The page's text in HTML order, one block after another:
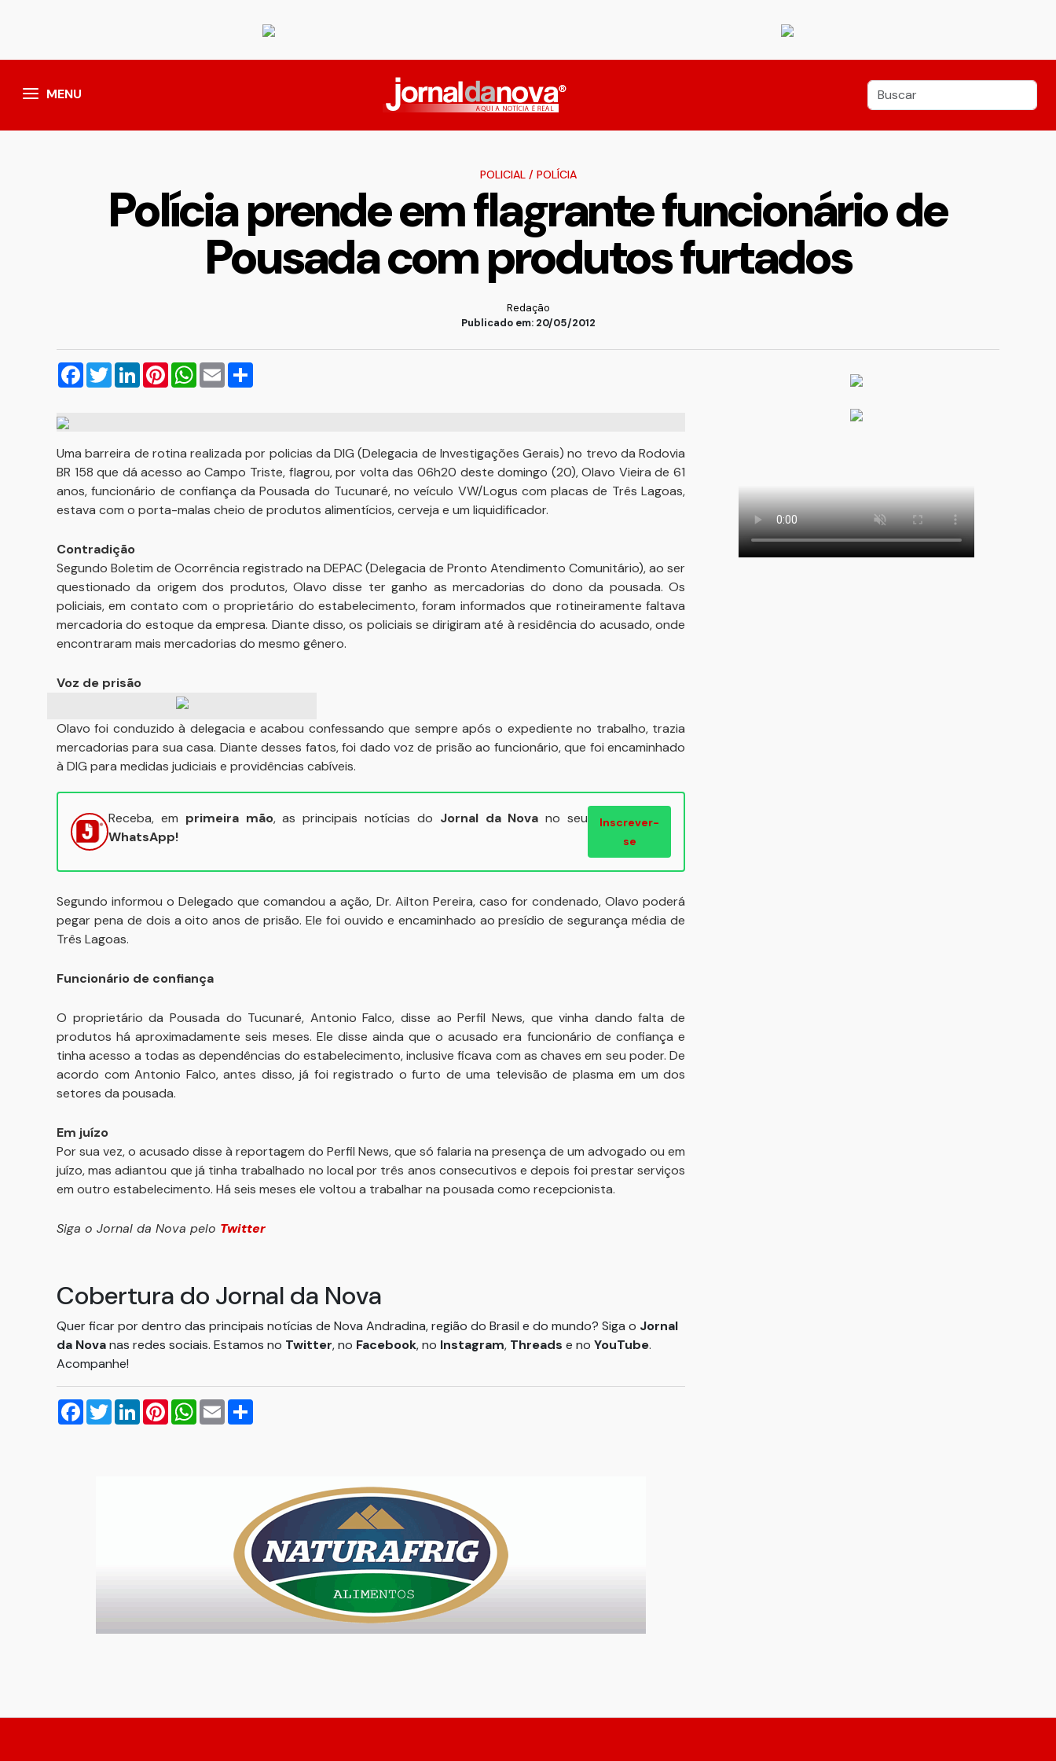
MENU
POLICIAL/ POLÍCIA
Polícia prende em flagrante funcionário de
Pousada com produtos furtados
Redação
Publicado em: 20/05/2012
Facebook
TwitterLinkedInPinterestWhatsApp
Email
Uma barreira de rotina realizada por policias da DIG (Delegacia de Investigações Gerais) no trevo da Rodovia
BR 158 que dá acesso ao Campo Triste, flagrou, por volta das 06h20 deste domingo (20), Olavo Vieira de 61
anos, funcionário de confiança da Pousada do Tucunaré, no veículo VW/Logus com placas de Três Lagoas,
estava com o porta-malas cheio de produtos alimentícios, cerveja e um liquidificador.
Contradição
Segundo Boletim de Ocorrência registrado na DEPAC (Delegacia de Pronto Atendimento Comunitário), ao ser
questionado da origem dos produtos, Olavo disse ter ganho as mercadorias do dono da pousada. Os
policiais, em contato com o proprietário do estabelecimento, foram informados que rotineiramente faltava
mercadoria do estoque da empresa. Diante disso, os policiais se dirigiram até à residência do acusado, onde
encontraram mais mercadorias do mesmo gênero.
Voz de prisão
Olavo foi conduzido à delegacia e acabou confessando que sempre após o expediente no trabalho, trazia
mercadorias para sua casa. Diante desses fatos, foi dado voz de prisão ao funcionário, que foi encaminhado
à DIG para medidas judiciais e providências cabíveis.
Receba, em primeira mão, as principais notícias do Jornal da Nova no seu
WhatsApp!
Inscrever-
se
Segundo informou o Delegado que comandou a ação, Dr. Ailton Pereira, caso for condenado, Olavo poderá
pegar pena de dois a oito anos de prisão. Ele foi ouvido e encaminhado ao presídio de segurança média de
Três Lagoas.
Funcionário de confiança
O proprietário da Pousada do Tucunaré, Antonio Falco, disse ao Perfil News, que vinha dando falta de
produtos há aproximadamente seis meses. Ele disse ainda que o acusado era funcionário de confiança e
tinha acesso a todas as dependências do estabelecimento, inclusive ficava com as chaves em seu poder. De
acordo com Antonio Falco, antes disso, já foi registrado o furto de uma televisão de plasma em um dos
setores da pousada.
Em juízo
Por sua vez, o acusado disse à reportagem do Perfil News, que só falaria na presença de um advogado ou em
juízo, mas adiantou que já tinha trabalhado no local por três anos consecutivos e depois foi prestar serviços
em outro estabelecimento. Há seis meses ele voltou a trabalhar na pousada como recepcionista.
Siga o Jornal da Nova pelo Twitter
Cobertura do Jornal da Nova
Quer ficar por dentro das principais notícias de Nova Andradina, região do Brasil e do mundo? Siga o Jornal
da Novanas redes sociais. Estamos no Twitter, no Facebook, no Instagram, Threads e no YouTube.
Acompanhe!
Facebook
TwitterLinkedInPinterestWhatsApp
Email